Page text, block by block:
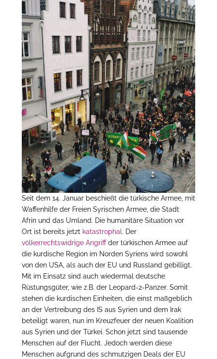
Seit dem 14. Januar beschießt die türkische Armee, mit
Waffenhilfe der Freien Syrischen Armee, die Stadt
Afrin und das Umland. Die humanitäre Situation vor
Ort ist bereits jetzt katastrophal . Der
völkerrechtswidrige Angriffder türkischen Armee auf
die kurdische Region im Norden Syriens wird sowohl
von den USA, als auch der EU und Russland gebilligt.
Mit im Einsatz sind auch wiedermal deutsche
Rüstungsgüter, wie z.B. der Leopard-2-Panzer. Somit
stehen die kurdischen Einheiten, die einst maßgeblich
an der Vertreibung des IS aus Syrien und dem Irak
beteiligt waren, nun im Kreuzfeuer der neuen Koalition
aus Syrien und der Türkei. Schon jetzt sind tausende
Menschen auf der Flucht. Jedoch werden diese
Menschen aufgrund des schmutzigen Deals der EU